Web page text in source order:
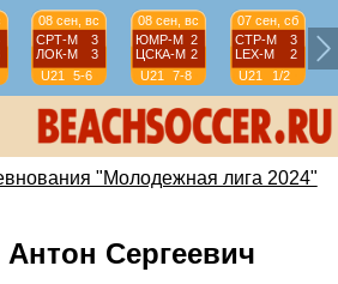
08 сен, вс
СРТ-М
3
ЛОК-М
3
U21
5-6
08 сен, вс
ЮМР-М 2
ЦСКА-М 2
U21
7-8
07 сен, сб
СТР-М
3
LEX-М
2
U21
1/2
"Молодежная лига 2024"
Сергеевич